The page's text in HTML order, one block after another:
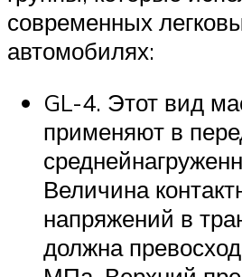
современных
автомобилях:
GL-4. Этот вид
применяют в
Величина
напряжений в
должна